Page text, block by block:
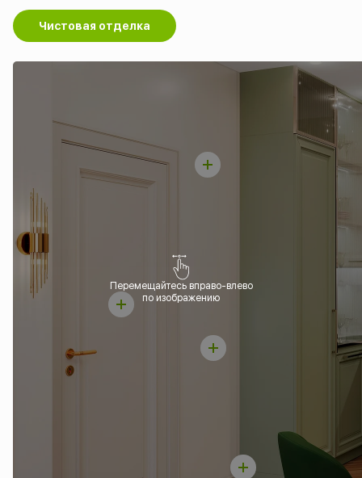
Чистовая отделка
Перемещайтесь вправо-влево
по изображению